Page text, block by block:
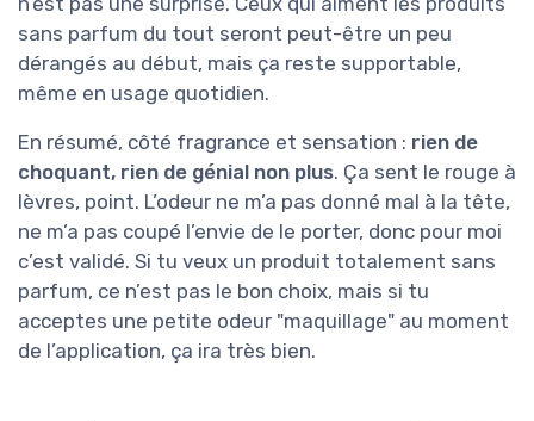
sans parfum du tout seront peut-être un peu
dérangés au début, mais ça reste supportable,
même en usage quotidien.
En résumé, côté fragrance et sensation : rien de
choquant, rien de génial non plus. Ça sent le rouge à
lèvres, point. L’odeur ne m’a pas donné mal à la tête,
ne m’a pas coupé l’envie de le porter, donc pour moi
c’est validé. Si tu veux un produit totalement sans
parfum, ce n’est pas le bon choix, mais si tu
acceptes une petite odeur "maquillage" au moment
de l’application, ça ira très bien.